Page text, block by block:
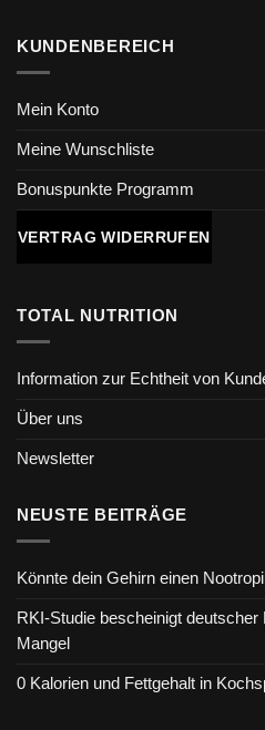
KUNDENBEREICH
Mein Konto
Meine Wunschliste
Bonuspunkte Programm
VERTRAG WIDERRUFEN
TOTAL NUTRITION
Information zur Echtheit von
Über uns
Newsletter
NEUSTE BEITRÄGE
Könnte dein Gehirn einen
RKI-Studie bescheinigt
Mangel
0 Kalorien und Fettgehalt in